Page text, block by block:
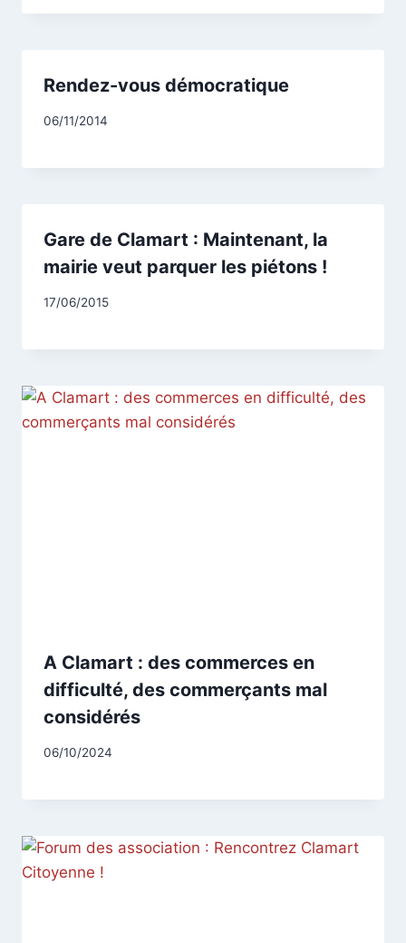
Rendez-vous démocratique
Par
06/11/2014
Gare de Clamart : Maintenant, la
mairie veut parquer les piétons !
Par
17/06/2015
A Clamart : des commerces en
difficulté, des commerçants mal
considérés
Par
06/10/2024